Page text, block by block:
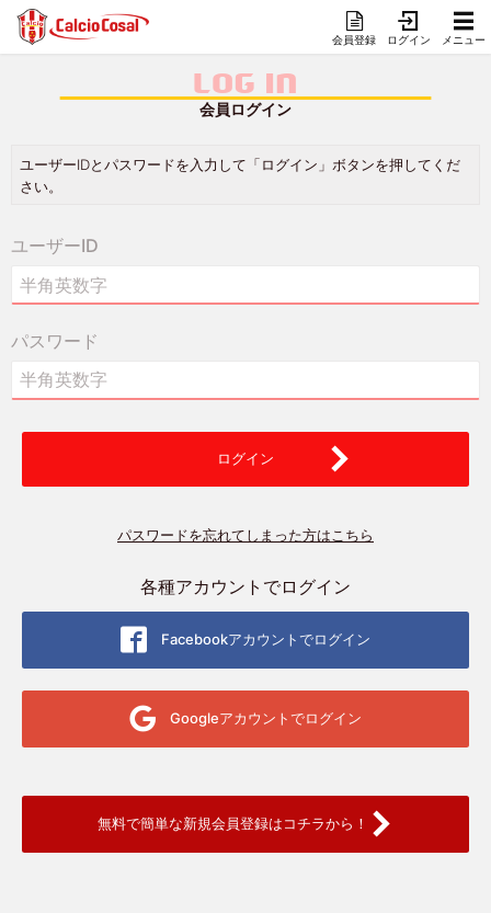
会員登録 ログイン メニュー
LOG IN
会員ログイン
ユーザーIDとパスワードを入力して「ログイン」ボタンを押してくだ
さい。
ユーザーID
パスワード
ログイン
パスワードを忘れてしまった方はこちら
各種アカウントでログイン
Facebookアカウントでログイン
Googleアカウントでログイン
無料で簡単な新規会員登録はコチラから！